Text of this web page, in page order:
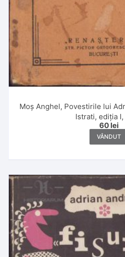
Moș Anghel, Povestirile lui
Istrati, ediția I,
60 lei
VÂNDUT